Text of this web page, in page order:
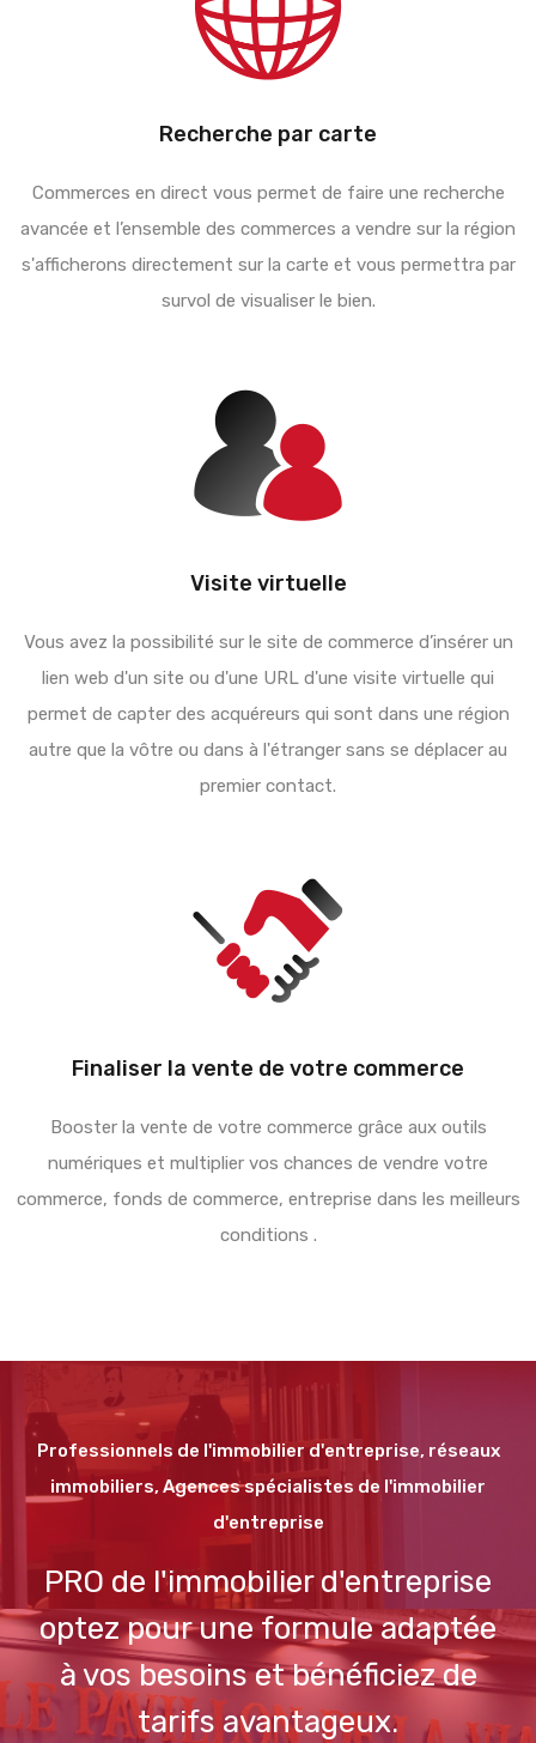
Recherche par carte
Commerces en direct vous permet de faire une recherche
avancée et l’ensemble des commerces a vendre sur la région
s'afficherons directement sur la carte et vous permettra par
survol de visualiser le bien.
Visite virtuelle
Vous avez la possibilité sur le site de commerce d’insérer un
lien web d'un site ou d'une URL d'une visite virtuelle qui
permet de capter des acquéreurs qui sont dans une région
autre que la vôtre ou dans à l'étranger sans se déplacer au
premier contact.
Finaliser la vente de votre commerce
Booster la vente de votre commerce grâce aux outils
numériques et multiplier vos chances de vendre votre
commerce, fonds de commerce, entreprise dans les meilleurs
conditions .
Professionnels de l'immobilier d'entreprise, réseaux
immobiliers, Agences spécialistes de l'immobilier
d'entreprise
PRO de l'immobilier d'entreprise
optez pour une formule adaptée
à vos besoins et bénéficiez de
tarifs avantageux.